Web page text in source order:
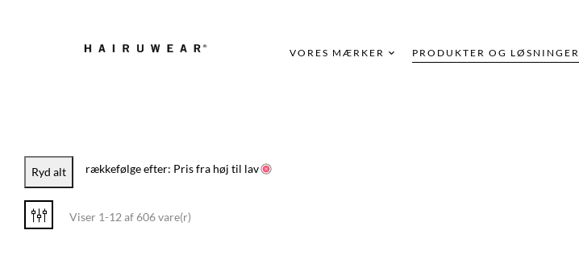
VORES MÆRKER PRODUKTER OG LØSNINGER
Ryd alt rækkefølge efter: Pris fra høj til lav
Viser 1-12 af 606 vare(r)